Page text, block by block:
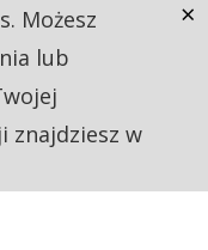
Możesz
lub
znajdziesz w
×